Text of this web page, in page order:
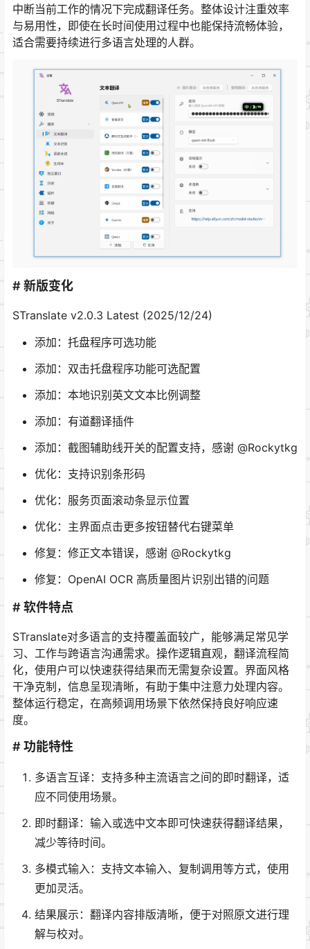
中断当前工作的情况下完成翻译任务。整体设计注重效率
与易用性，即使在长时间使用过程中也能保持流畅体验，
适合需要持续进行多语言处理的人群。
# 新版变化
STranslate v2.0.3 Latest (2025/12/24)
添加：托盘程序可选功能
添加：双击托盘程序功能可选配置
添加：本地识别英文文本比例调整
添加：有道翻译插件
添加：截图辅助线开关的配置支持，感谢 @Rockytkg
优化：支持识别条形码
优化：服务页面滚动条显示位置
优化：主界面点击更多按钮替代右键菜单
修复：修正文本错误，感谢 @Rockytkg
修复：OpenAI OCR 高质量图片识别出错的问题
# 软件特点
STranslate对多语言的支持覆盖面较广，能够满足常见学
习、工作与跨语言沟通需求。操作逻辑直观，翻译流程简
化，使用户可以快速获得结果而无需复杂设置。界面风格
干净克制，信息呈现清晰，有助于集中注意力处理内容。
整体运行稳定，在高频调用场景下依然保持良好响应速
度。
# 功能特性
多语言互译：支持多种主流语言之间的即时翻译，适
应不同使用场景。
即时翻译：输入或选中文本即可快速获得翻译结果，
减少等待时间。
多模式输入：支持文本输入、复制调用等方式，使用
更加灵活。
结果展示：翻译内容排版清晰，便于对照原文进行理
解与校对。